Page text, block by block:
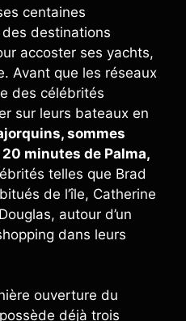
centaines
des destinations
accoster ses yachts,
Avant que les réseaux
des célébrités
sur leurs bateaux en
sommes
minutes de Palma,
telles que Brad
de l’île, Catherine
autour d’un
dans leurs
ouverture du
déjà trois